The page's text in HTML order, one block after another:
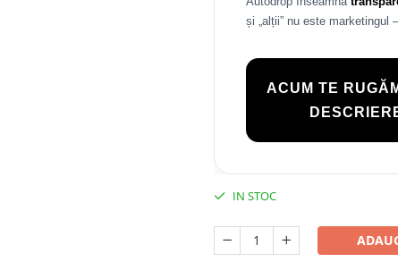
și „alții” nu este
ACUM TE
IN STOC